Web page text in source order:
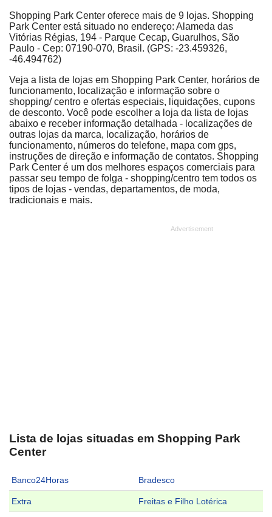
Shopping Park Center oferece mais de 9 lojas. Shopping
Park Center está situado no endereço: Alameda das
Vitórias Régias, 194 - Parque Cecap, Guarulhos, São
Paulo - Cep: 07190-070, Brasil. (GPS: -23.459326,
-46.494762)
Veja a lista de lojas em Shopping Park Center, horários de
funcionamento, localização e informação sobre o
shopping/ centro e ofertas especiais, liquidações, cupons
de desconto. Você pode escolher a loja da lista de lojas
abaixo e receber informação detalhada - localizações de
outras lojas da marca, localização, horários de
funcionamento, números do telefone, mapa com gps,
instruções de direção e informação de contatos. Shopping
Park Center é um dos melhores espaços comerciais para
passar seu tempo de folga - shopping/centro tem todos os
tipos de lojas - vendas, departamentos, de moda,
tradicionais e mais.
Lista de lojas situadas em Shopping Park
Center
Banco24Horas Bradesco
Extra Freitas e Filho Lotérica